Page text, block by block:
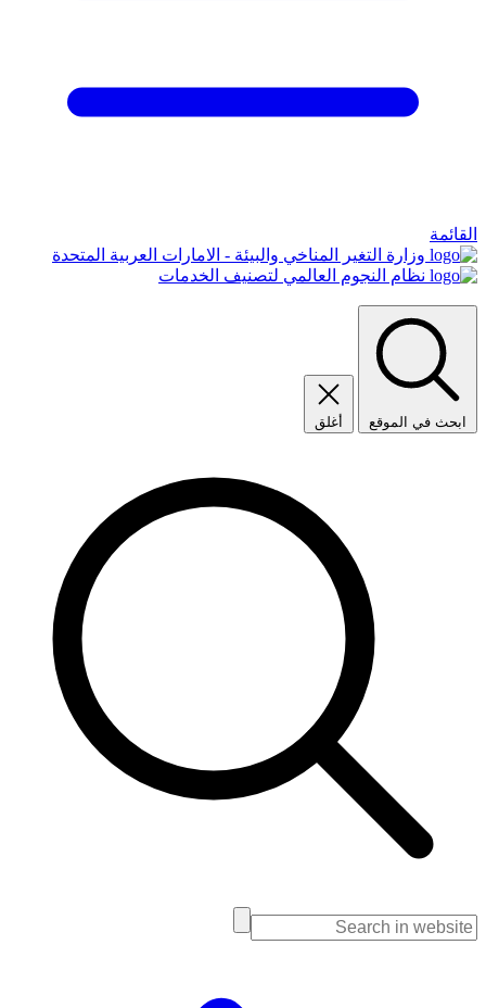
القائمة
وزارة التغير المناخي والبيئة - الامارات العربية المتحدة
نظام النجوم العالمي لتصنيف الخدمات
ابحث في الموقع أغلق